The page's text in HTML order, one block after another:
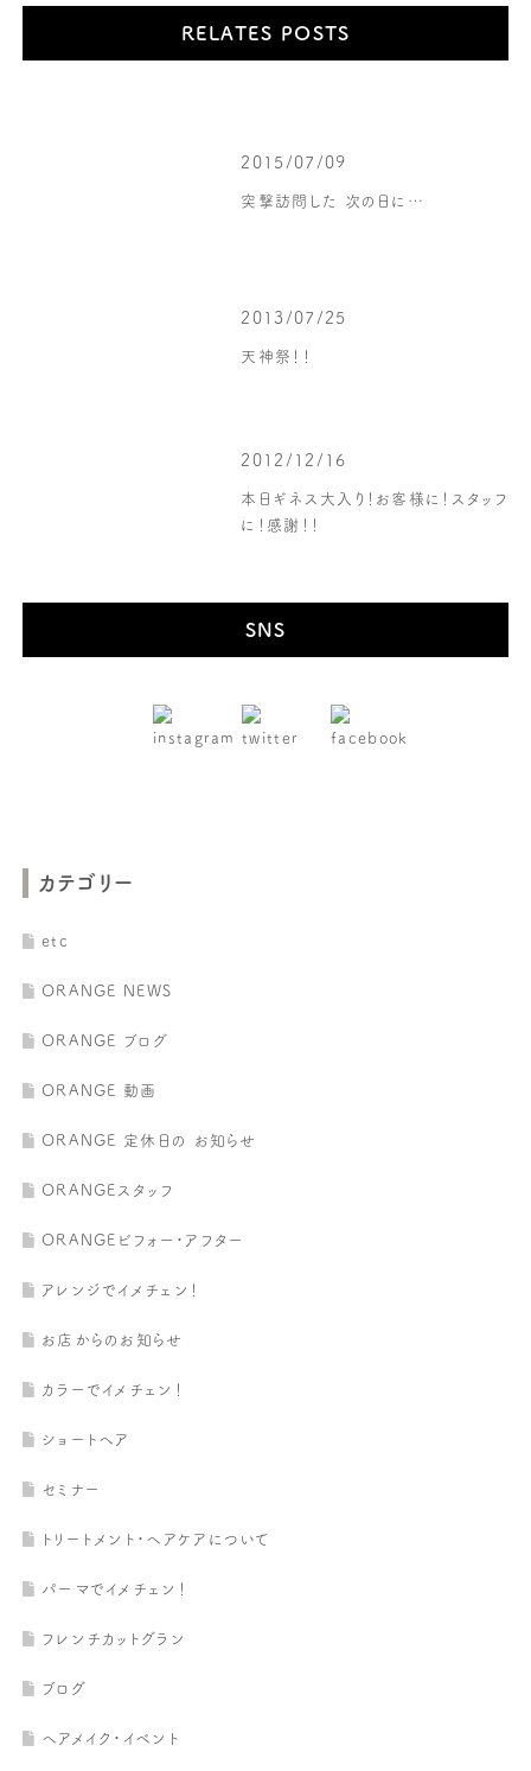
RELATES POSTS
2015/07/09
突撃訪問した 次の日に…
2013/07/25
天神祭！！
2012/12/16
本日ギネス大入り！お客様に！スタッフ
に！感謝！！
SNS
カテゴリー
etc
ORANGE NEWS
ORANGE ブログ
ORANGE 動画
ORANGE 定休日の お知らせ
ORANGEスタッフ
ORANGEビフォー・アフター
アレンジでイメチェン！
お店からのお知らせ
カラーでイメチェン！
ショートヘア
セミナー
トリートメント・ヘアケアについて
パーマでイメチェン！
フレンチカットグラン
ブログ
ヘアメイク・イベント